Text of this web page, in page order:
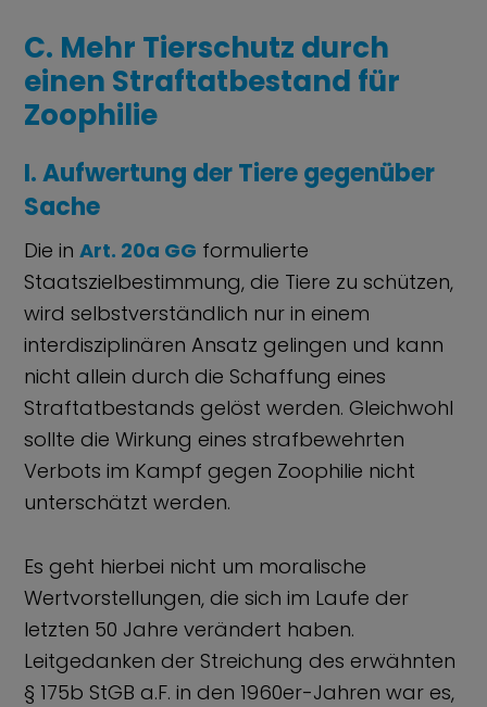
C. Mehr Tierschutz durch
einen Straftatbestand für
Zoophilie
I. Aufwertung der Tiere gegenüber
Sache
Die inArt. 20a GG formulierte
Staatszielbestimmung, die Tiere zu schützen,
wird selbstverständlich nur in einem
interdisziplinären Ansatz gelingen und kann
nicht allein durch die Schaffung eines
Straftatbestands gelöst werden. Gleichwohl
sollte die Wirkung eines strafbewehrten
Verbots im Kampf gegen Zoophilie nicht
unterschätzt werden.
Es geht hierbei nicht um moralische
Wertvorstellungen, die sich im Laufe der
letzten 50 Jahre verändert haben.
Leitgedanken der Streichung des erwähnten
§ 175b StGB a.F. in den 1960er-Jahren war es,